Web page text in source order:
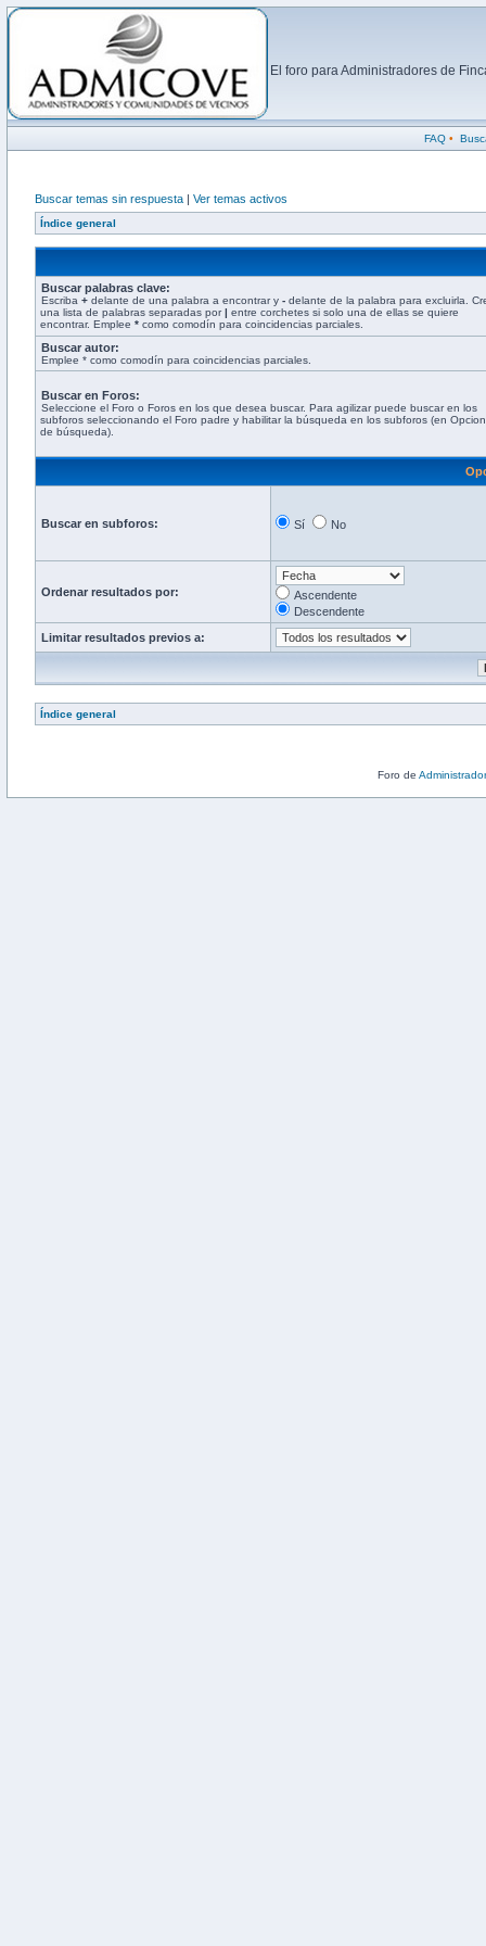
El foro para Administradores de
FAQ•
Buscar temas sin respuesta | Ver temas activos
Índice general
Buscar palabras clave:
Escriba + delante de una palabra a encontrar y - delante de la palabra para excluirla.
una lista de palabras separadas por| entre corchetes si solo una de ellas se quiere
encontrar. Emplee * como comodín para coincidencias parciales.
Buscar autor:
Emplee * como comodín para coincidencias parciales.
Buscar en Foros:
Seleccione el Foro o Foros en los que desea buscar. Para agilizar puede buscar en los
subforos seleccionando el Foro padre y habilitar la búsqueda en los subforos (en
de búsqueda).
Buscar en subforos: Sí No
Ordenar resultados por:
Ascendente
Descendente
Limitar resultados previos a:
Índice general
Foro de